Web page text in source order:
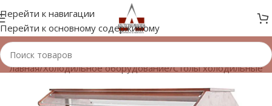
Перейти к навигации
Перейти к основному содержимому
Главная/Холодильное оборудование/Столы холодильные